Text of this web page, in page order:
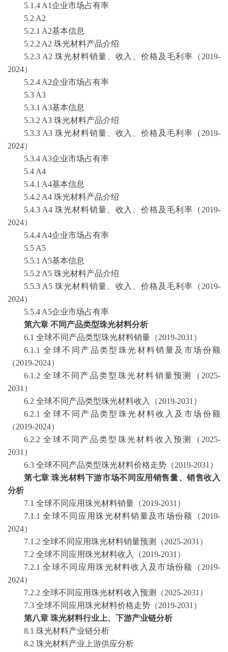
5.1.4 A1企业市场占有率
5.2 A2
5.2.1 A2基本信息
5.2.2 A2 珠光材料产品介绍
5.2.3 A2 珠光材料销量、收入、价格及毛利率（2019-
2024）
5.2.4 A2企业市场占有率
5.3 A3
5.3.1 A3基本信息
5.3.2 A3 珠光材料产品介绍
5.3.3 A3 珠光材料销量、收入、价格及毛利率（2019-
2024）
5.3.4 A3企业市场占有率
5.4 A4
5.4.1 A4基本信息
5.4.2 A4 珠光材料产品介绍
5.4.3 A4 珠光材料销量、收入、价格及毛利率（2019-
2024）
5.4.4 A4企业市场占有率
5.5 A5
5.5.1 A5基本信息
5.5.2 A5 珠光材料产品介绍
5.5.3 A5 珠光材料销量、收入、价格及毛利率（2019-
2024）
5.5.4 A5企业市场占有率
第六章 不同产品类型珠光材料分析
6.1 全球不同产品类型珠光材料销量（2019-2031）
6.1.1 全球不同产品类型珠光材料销量及市场份额
（2019-2024）
6.1.2 全球不同产品类型珠光材料销量预测（2025-
2031）
6.2 全球不同产品类型珠光材料收入（2019-2031）
6.2.1 全球不同产品类型珠光材料收入及市场份额
（2019-2024）
6.2.2 全球不同产品类型珠光材料收入预测（2025-
2031）
6.3 全球不同产品类型珠光材料价格走势（2019-2031）
第七章 珠光材料下游市场不同应用销售量、销售收入
分析
7.1 全球不同应用珠光材料销量（2019-2031）
7.1.1 全球不同应用珠光材料销量及市场份额（2019-
2024）
7.1.2 全球不同应用珠光材料销量预测（2025-2031）
7.2 全球不同应用珠光材料收入（2019-2031）
7.2.1 全球不同应用珠光材料收入及市场份额（2019-
2024）
7.2.2 全球不同应用珠光材料收入预测（2025-2031）
7.3 全球不同应用珠光材料价格走势（2019-2031）
第八章 珠光材料行业上、下游产业链分析
8.1 珠光材料产业链分析
8.2 珠光材料产业上游供应分析